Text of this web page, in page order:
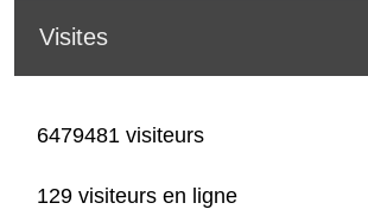
Visites
6479481 visiteurs
129 visiteurs en ligne